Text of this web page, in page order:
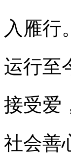
入雁行。
运行至
接受爱
社会善